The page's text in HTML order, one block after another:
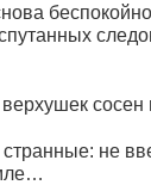
сосен
не